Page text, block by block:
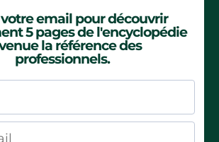
email pour découvrir
5 pages de l'encyclopédie
la référence des
professionnels.